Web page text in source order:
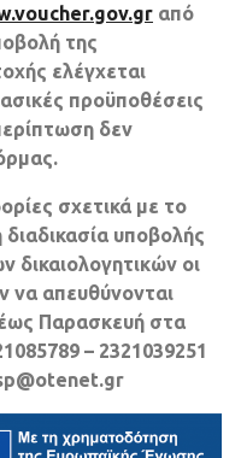
από
της
ελέγχεται
προϋποθέσεις
δεν
σχετικά με το
υποβολής
δικαιολογητικών οι
να απευθύνονται
Παρασκευή στα
– 2321039251